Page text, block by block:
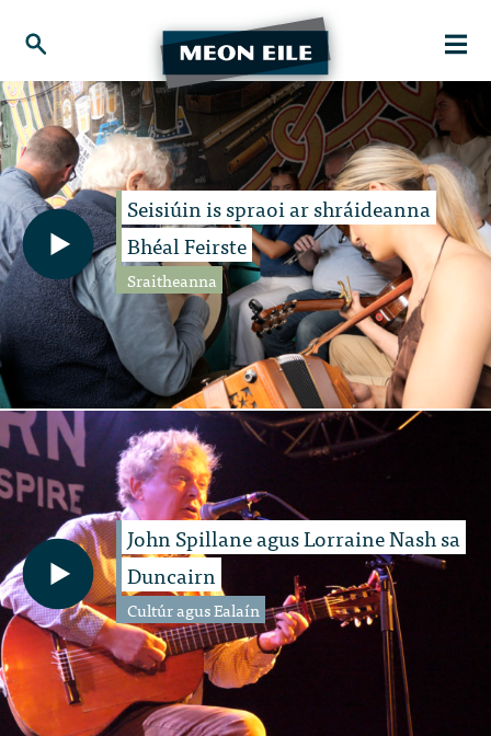
Seisiúin is spraoi ar shráideanna
Bhéal Feirste
Sraitheanna
John Spillane agus Lorraine Nash sa
Duncairn
Cultúr agus Ealaín